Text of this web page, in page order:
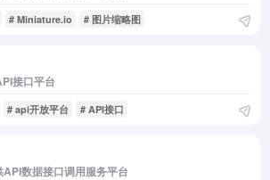
# Miniature.io # 图片缩略图
接口平台
# api开放平台 # API接口
数据接口调用服务平台